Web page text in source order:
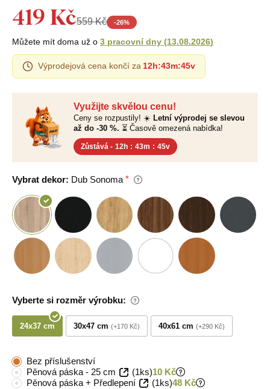
Využijte skvělou cenu!
Ceny se rozpustily! ☀️ Letní výprodej se slevou
až do -30 %. ⏳ Časově omezená nabídka!
Zůstává - 12h : 43m : 44v
Vybrat dekor: Dub Sonoma
Vyberte si rozměr výrobku:
24x37 cm 30x47 cm +170 Kč 40x61 cm +290 Kč
419 Kč559 Kč -26%
Můžete mít doma už o 3 pracovní dny (13.08.2026)
Výprodejová cena končí za 12h:43m:44v
Bez příslušenství
Pěnová páska - 25 cm
(1ks)10 Kč
Pěnová páska + Předlepení
(1ks)48 Kč